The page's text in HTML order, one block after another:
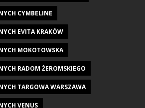
CYMBELINE
EVITA KRAKÓW
MOKOTOWSKA
RADOM ŻEROMSKIEGO
TARGOWA WARSZAWA
VENUS